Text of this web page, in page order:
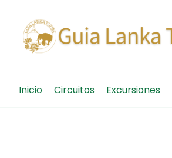
Inicio Circuitos Excursiones